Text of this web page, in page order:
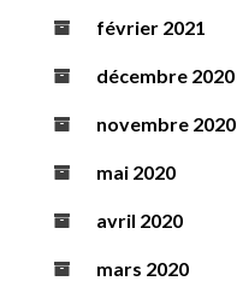
février 2021
décembre 2020
novembre 2020
mai 2020
avril 2020
mars 2020